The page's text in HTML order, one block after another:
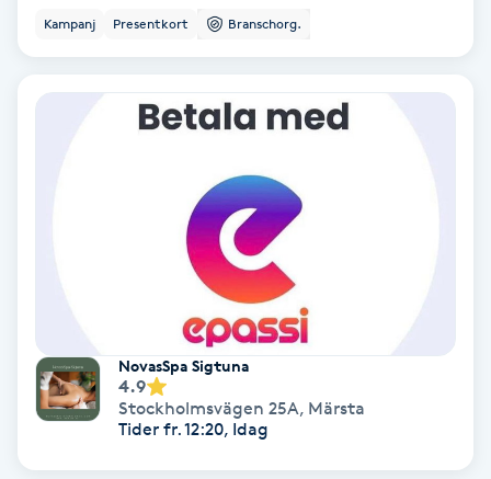
Ansiktsbehandling djuprengörande
Babylights
Barnklippning
BIAB
Kampanj Presentkort Branschorg.
NovasSpa Sigtuna
4.9
Stockholmsvägen 25A, Märsta
Tider fr. 12:20, Idag